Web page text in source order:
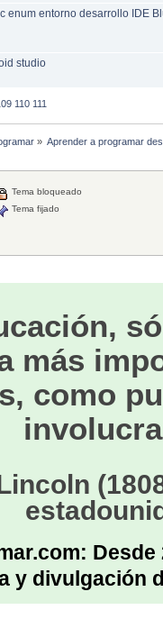
enum entorno desarrollo IDE
studio
110 111
» Aprender a programar
Tema bloqueado
Tema fijado
más
como
y divulgación